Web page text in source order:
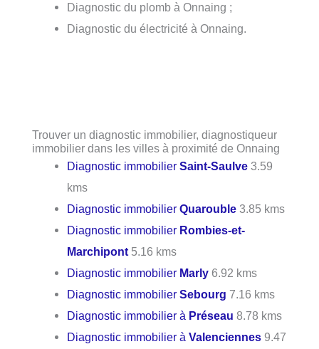
Diagnostic du plomb à Onnaing ;
Diagnostic du électricité à Onnaing.
Trouver un diagnostic immobilier, diagnostiqueur
immobilier dans les villes à proximité de Onnaing
Diagnostic immobilierSaint-Saulve 3.59
kms
Diagnostic immobilierQuarouble 3.85 kms
Diagnostic immobilier Rombies-et-
Marchipont 5.16 kms
Diagnostic immobilier Marly 6.92 kms
Diagnostic immobilierSebourg 7.16 kms
Diagnostic immobilier à Préseau 8.78 kms
Diagnostic immobilier àValenciennes 9.47